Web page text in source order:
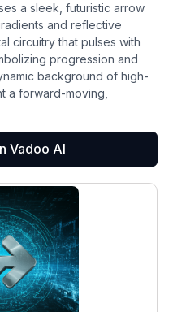
a sleek, futuristic arrow
and reflective
circuitry that pulses with
progression and
background of high-
a forward-moving,
Vadoo AI